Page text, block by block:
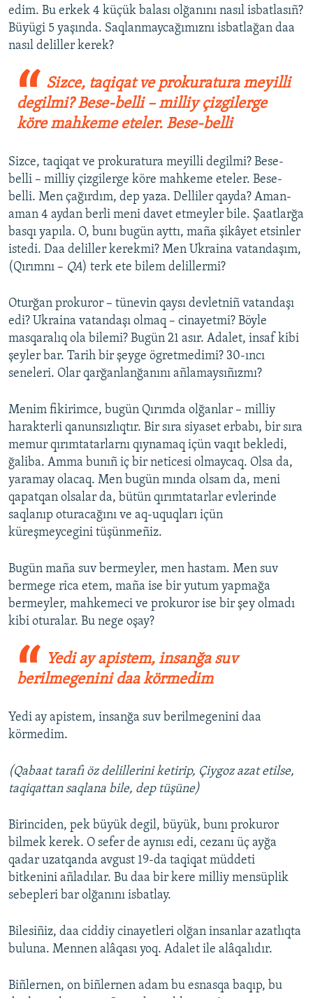
edim. Bu erkek 4 küçük balası olğanını nasıl isbatlasıñ?
Büyügi 5 yaşında. Saqlanmaycağımıznı isbatlağan daa
nasıl deliller kerek?
Sizce, taqiqat ve prokuratura meyilli
degilmi? Bese-belli – milliy çizgilerge
köre mahkeme eteler. Bese-belli
Sizce, taqiqat ve prokuratura meyilli degilmi? Bese-
belli – milliy çizgilerge köre mahkeme eteler. Bese-
belli. Men çağırdım, dep yaza. Delliler qayda? Aman-
aman 4 aydan berli meni davet etmeyler bile. Şaatlarğa
basqı yapıla. O, bunı bugün ayttı, maña şikâyet etsinler
istedi. Daa deliller kerekmi? Men Ukraina vatandaşım,
(Qırımnı – QA) terk ete bilem delillermi?
Oturğan prokuror – tünevin qaysı devletniñ vatandaşı
edi? Ukraina vatandaşı olmaq – cinayetmi? Böyle
masqaralıq ola bilemi? Bugün 21 asır. Adalet, insaf kibi
şeyler bar. Tarih bir şeyge ögretmedimi? 30-ıncı
seneleri. Olar qarğanlanğanını añlamaysıñızmı?
Menim fikirimce, bugün Qırımda olğanlar – milliy
harakterli qanunsızlıqtır. Bir sıra siyaset erbabı, bir sıra
memur qırımtatarlarnı qıynamaq içün vaqıt bekledi,
ğaliba. Amma bunıñ iç bir neticesi olmaycaq. Olsa da,
yaramay olacaq. Men bugün mında olsam da, meni
qapatqan olsalar da, bütün qırımtatarlar evlerinde
saqlanıp oturacağını ve aq-uquqları içün
küreşmeycegini tüşünmeñiz.
Bugün maña suv bermeyler, men hastam. Men suv
bermege rica etem, maña ise bir yutum yapmağa
bermeyler, mahkemeci ve prokuror ise bir şey olmadı
kibi oturalar. Bu nege oşay?
Yedi ay apistem, insanğa suv
berilmegenini daa körmedim
Yedi ay apistem, insanğa suv berilmegenini daa
körmedim.
(Qabaat tarafı öz delillerini ketirip, Çiygoz azat etilse,
taqiqattan saqlana bile, dep tüşüne)
Birinciden, pek büyük degil, büyük, bunı prokuror
bilmek kerek. O sefer de aynısı edi, cezanı üç ayğa
qadar uzatqanda avgust 19-da taqiqat müddeti
bitkenini añladılar. Bu daa bir kere milliy mensüplik
sebepleri bar olğanını isbatlay.
Bilesiñiz, daa ciddiy cinayetleri olğan insanlar azatlıqta
buluna. Mennen alâqası yoq. Adalet ile alâqalıdır.
Biñlernen, on biñlernen adam bu esnasqa baqıp, bu